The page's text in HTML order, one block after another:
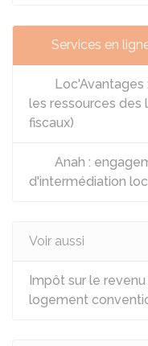
Services en
les ressources des
fiscaux)
Anah :
d'intermédiation
Voir aussi
Impôt sur le
logement